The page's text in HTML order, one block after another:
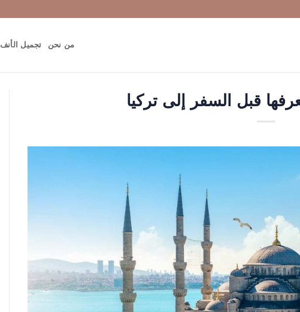
من نحن تجميل الأنف
قبل السفر إلى تركيا